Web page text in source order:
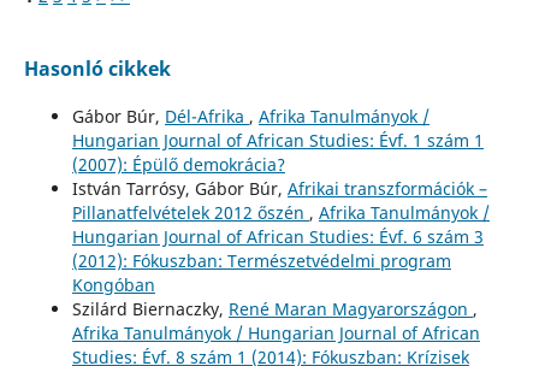
Hasonló cikkek
Gábor Búr, Dél-Afrika , Afrika Tanulmányok /
Hungarian Journal of African Studies: Évf. 1 szám 1
(2007): Épülő demokrácia?
István Tarrósy, Gábor Búr, Afrikai transzformációk –
Pillanatfelvételek 2012 őszén , Afrika Tanulmányok /
Hungarian Journal of African Studies: Évf. 6 szám 3
(2012): Fókuszban: Természetvédelmi program
Kongóban
Szilárd Biernaczky, René Maran Magyarországon ,
Afrika Tanulmányok / Hungarian Journal of African
Studies: Évf. 8 szám 1 (2014): Fókuszban: Krízisek